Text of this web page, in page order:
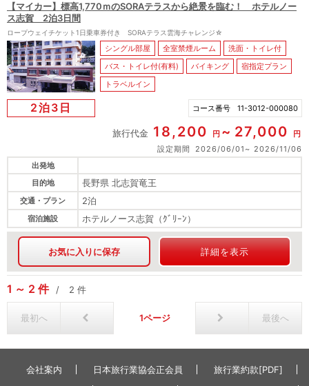
【マイカー】標高1,770ｍのSORAテラスから絶景を臨む！ ホテルノー
ス志賀 2泊3日間
ロープウェイチケット1日乗車券付き SORAテラス雲海チャレンジ☆
シングル部屋 全室禁煙ルーム
洗面・トイレ付
バス・トイレ付(有料)
バイキング
宿指定プラン
トラベルイン
2泊3日 コース番号 11-3012-000080
旅行代金 18,200 円 27,000
円
設定期間
2026/06/01
2026/11/06
出発地
目的地
長野県 北志賀竜王
交通・プラン 2泊
宿泊施設 ホテルノース志賀（ｸﾞﾘｰﾝ）
お気に入りに保存 詳細を表示
1 2 件 2 件
最初へ 1 最後へ
会社案内 日本旅行業協会正会員
旅行業約款[PDF]